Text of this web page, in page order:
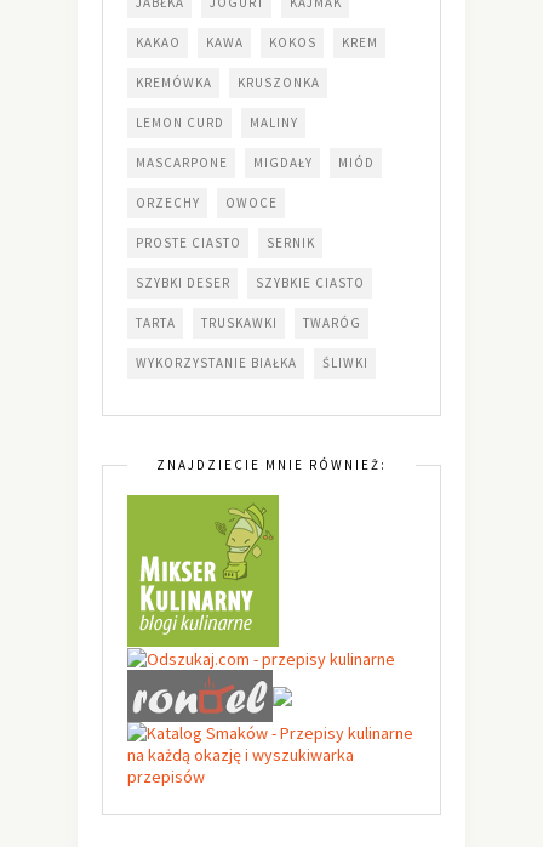
KAKAO KAWA KOKOS KREM
KREMÓWKA KRUSZONKA
LEMON CURD MALINY
MASCARPONE MIGDAŁY MIÓD
ORZECHY OWOCE
PROSTE CIASTO SERNIK
SZYBKI DESER SZYBKIE CIASTO
TARTA TRUSKAWKI TWARÓG
WYKORZYSTANIE BIAŁKA ŚLIWKI
ZNAJDZIECIE MNIE RÓWNIEŻ: